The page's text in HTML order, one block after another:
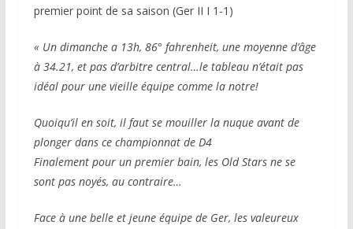
premier point de sa saison (Ger II I 1-1)
« Un dimanche a 13h, 86° fahrenheit, une moyenne d’âge
à 34.21, et pas d’arbitre central…le tableau n’était pas
idéal pour une vieille équipe comme la notre!
Quoiqu’il en soit, il faut se mouiller la nuque avant de
plonger dans ce championnat de D4
Finalement pour un premier bain, les Old Stars ne se
sont pas noyés, au contraire…
Face à une belle et jeune équipe de Ger, les valeureux